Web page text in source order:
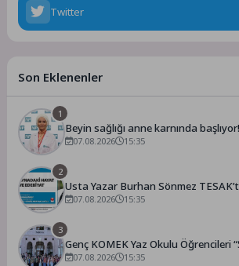
Twitter
Son Eklenenler
1
Beyin sağlığı anne karnında başlıyor!
07.08.2026 15:35
2
Usta Yazar Burhan Sönmez
Buluşuyor
07.08.2026 15:35
3
Genç KOMEK Yaz Okulu Öğrencileri
Yolculuk” Yaptı
07.08.2026 15:35